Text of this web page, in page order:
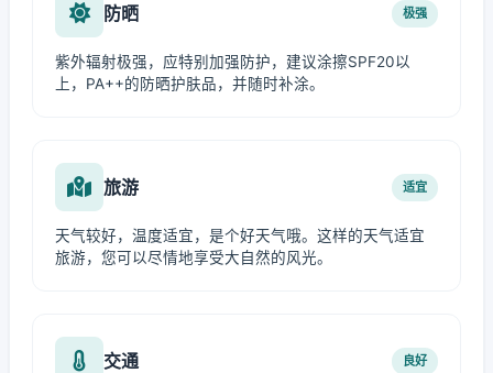
防晒 极强
紫外辐射极强，应特别加强防护，建议涂擦SPF20以
上，PA++的防晒护肤品，并随时补涂。
旅游 适宜
天气较好，温度适宜，是个好天气哦。这样的天气适宜
旅游，您可以尽情地享受大自然的风光。
交通 良好